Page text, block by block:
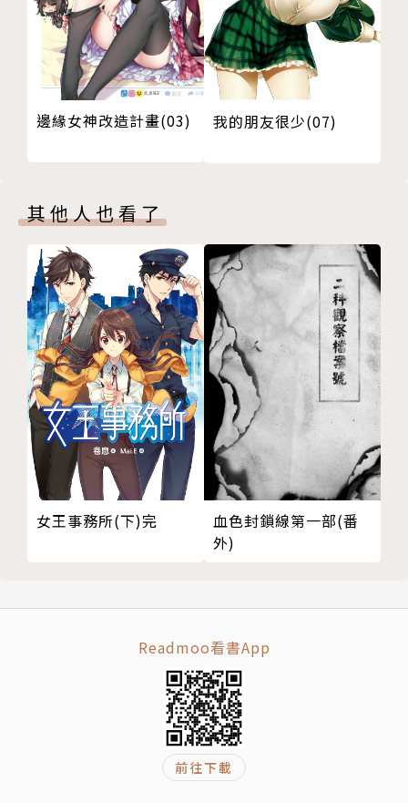
邊緣女神改造計畫(03) 我的朋友很少(07)
其他人也看了
女王事務所(下)完
血色封鎖線第一部(番
外)
Readmoo看書App
前往下載